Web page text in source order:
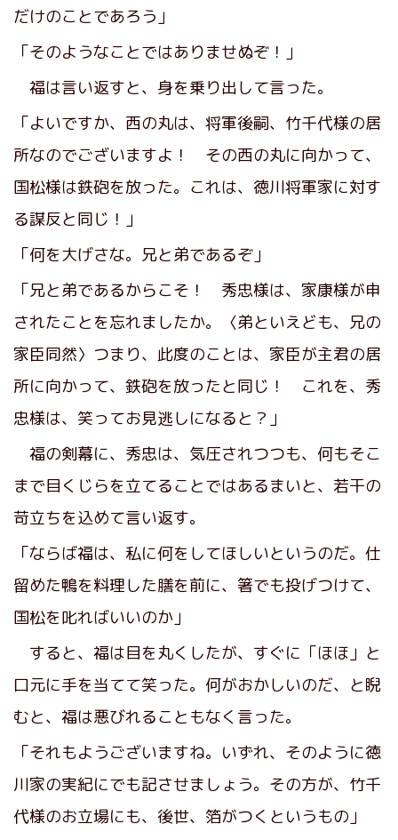
だけのことであろう」
「そのようなことではありませぬぞ！」
福は言い返すと、身を乗り出して言った。
「よいですか、西の丸は、将軍後嗣、竹千代様の居
所なのでございますよ！ その西の丸に向かって、
国松様は鉄砲を放った。これは、徳川将軍家に対す
る謀反と同じ！」
「何を大げさな。兄と弟であるぞ」
「兄と弟であるからこそ！ 秀忠様は、家康様が申
されたことを忘れましたか。〈弟といえども、兄の
家臣同然〉つまり、此度のことは、家臣が主君の居
所に向かって、鉄砲を放ったと同じ！ これを、秀
忠様は、笑ってお見逃しになると？」
福の剣幕に、秀忠は、気圧されつつも、何もそこ
まで目くじらを立てることではあるまいと、若干の
苛立ちを込めて言い返す。
「ならば福は、私に何をしてほしいというのだ。仕
留めた鴨を料理した膳を前に、箸でも投げつけて、
国松を叱ればいいのか」
すると、福は目を丸くしたが、すぐに「ほほ」と
口元に手を当てて笑った。何がおかしいのだ、と睨
むと、福は悪びれることもなく言った。
「それもようございますね。いずれ、そのように徳
川家の実紀にでも記させましょう。その方が、竹千
代様のお立場にも、後世、箔がつくというもの」